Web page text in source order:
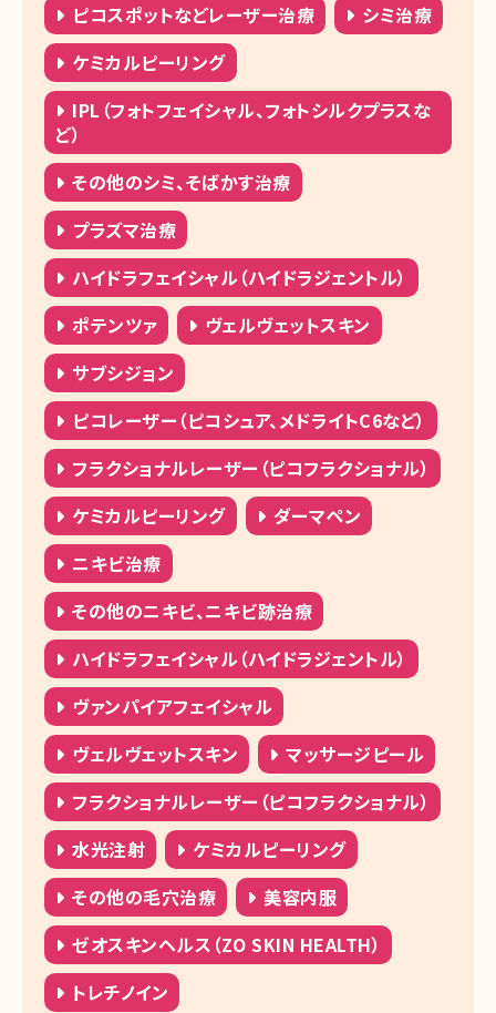
ピコスポットなどレーザー治療
シミ治療
ケミカルピーリング
IPL（フォトフェイシャル、フォトシルクプラスな
ど）
その他のシミ、そばかす治療
プラズマ治療
ハイドラフェイシャル（ハイドラジェントル）
ポテンツァ
ヴェルヴェットスキン
サブシジョン
ピコレーザー（ピコシュア、メドライトC6など）
フラクショナルレーザー（ピコフラクショナル）
ケミカルピーリング
ダーマペン
ニキビ治療
その他のニキビ、ニキビ跡治療
ハイドラフェイシャル（ハイドラジェントル）
ヴァンパイアフェイシャル
ヴェルヴェットスキン
マッサージピール
フラクショナルレーザー（ピコフラクショナル）
水光注射
ケミカルピーリング
その他の毛穴治療
美容内服
ゼオスキンヘルス（ZO SKIN HEALTH）
トレチノイン